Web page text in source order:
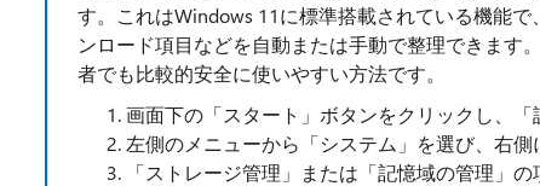
す。これはWindows 11に標準搭載されている機能
ンロード項目などを自動または手動で整理できます。
者でも比較的安全に使いやすい方法です。
画面下の「スタート」ボタンをクリックし、「
左側のメニューから「システム」を選び、右側
「ストレージ管理」または「記憶域の管理」